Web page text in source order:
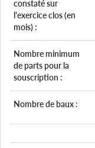
constaté sur
l'exercice clos (en
mois) :
Nombre minimum
de parts pour la
souscription :
Nombre de baux :